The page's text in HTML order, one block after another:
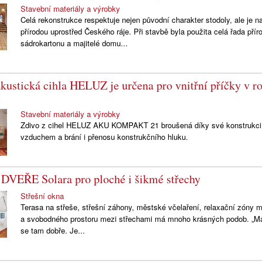
Stavební materiály a výrobky
Celá rekonstrukce respektuje nejen původní charakter stodoly, ale je
přírodou uprostřed Českého ráje. Při stavbě byla použita celá řada
sádrokartonu a majitelé domu...
cihla HELUZ je určena pro vnitřní příčky v
Stavební materiály a výrobky
Zdivo z cihel HELUZ AKU KOMPAKT 21 broušená díky své
vzduchem a brání i přenosu konstrukčního hluku.
Solara pro ploché i šikmé střechy
Střešní okna
Terasa na střeše, střešní záhony, městské včelaření, relaxační zóny
a svobodného prostoru mezi střechami má mnoho krásných podob.
se tam dobře. Je...